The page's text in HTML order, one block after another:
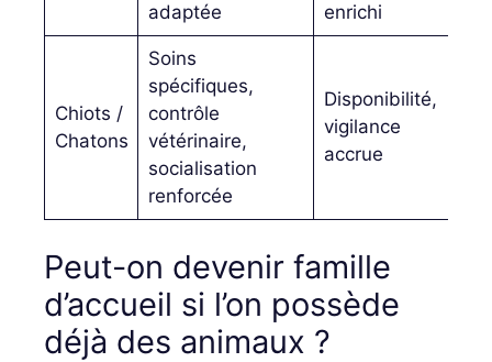
adaptée
enrichi
Chiots /
Chatons
Soins
spécifiques,
contrôle
vétérinaire,
socialisation
renforcée
Disponibilité,
vigilance
accrue
Peut-on devenir famille
d’accueil si l’on possède
déjà des animaux ?